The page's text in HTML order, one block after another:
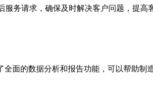
服务请求，确保及时解决客户问题，提高
面的数据分析和报告功能，可以帮助制